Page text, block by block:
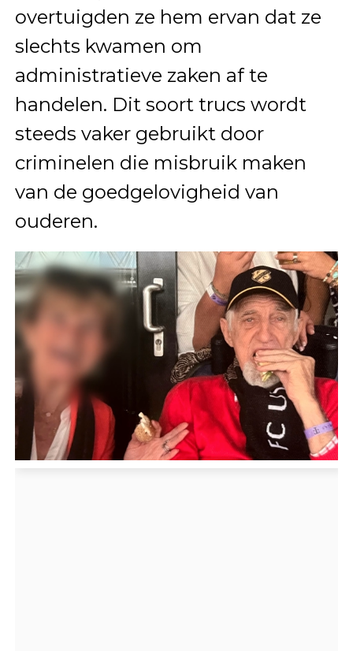
overtuigden ze hem ervan dat ze
slechts kwamen om
administratieve zaken af te
handelen. Dit soort trucs wordt
steeds vaker gebruikt door
criminelen die misbruik maken
van de goedgelovigheid van
ouderen.